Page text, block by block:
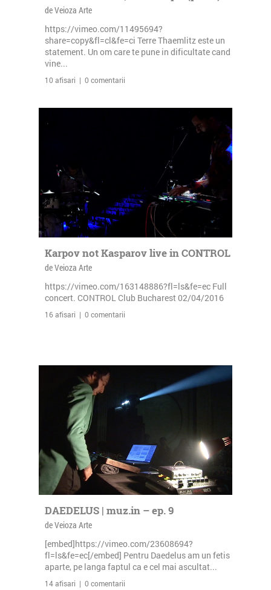
de Veioza Arte
https://vimeo.com/11495694?
share=copy&fl=cl&fe=ci Terre Thaemlitz este un
statement. Un om care te pune in dificultate cand
vine...
10 afisari | 0 comentarii
Karpov not Kasparov live in CONTROL
de Veioza Arte
https://vimeo.com/163148886?fl=ls&fe=ec Full
concert. CONTROL Club Bucharest 02/04/2016
16 afisari | 0 comentarii
DAEDELUS | muz.in – ep. 9
de Veioza Arte
[embed]https://vimeo.com/23608694?
fl=ls&fe=ec[/embed] Pentru Daedelus am un fetis
aparte, pe langa faptul ca e cel mai ascultat...
14 afisari | 0 comentarii